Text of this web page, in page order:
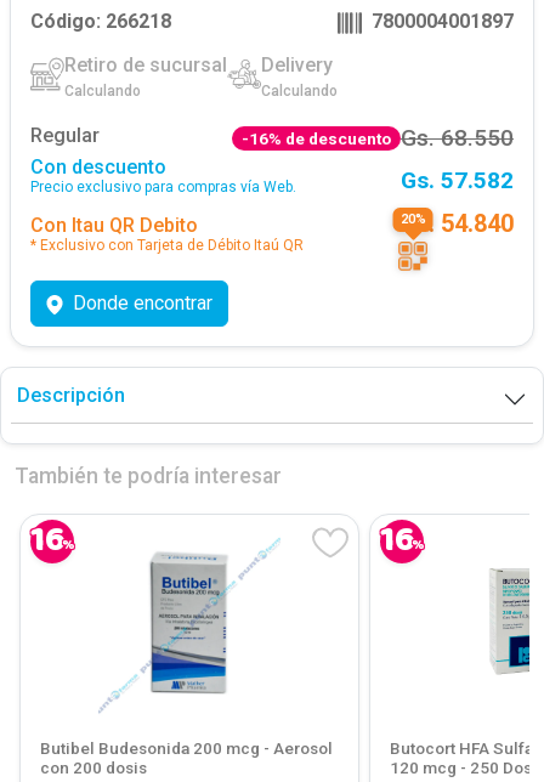
Código: 266218
7800004001897
Retiro de sucursal
Calculando
Delivery
Calculando
Regular -16% de descuento Gs. 68.550
Con descuento
Precio exclusivo para compras vía Web. Gs. 57.582
Con Itau QR Debito
* Exclusivo con Tarjeta de Débito Itaú QR
20%
Gs. 54.840
Donde encontrar
Descripción
También te podría interesar
16%
Butibel Budesonida 200 mcg - Aerosol
con 200 dosis
16%
Butocort HFA
120 mcg - 250